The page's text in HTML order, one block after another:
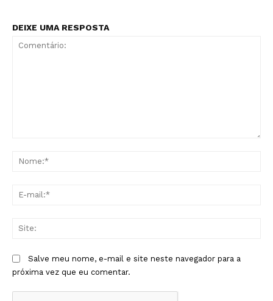
DEIXE UMA RESPOSTA
Salve meu nome, e-mail e site neste navegador para a
próxima vez que eu comentar.